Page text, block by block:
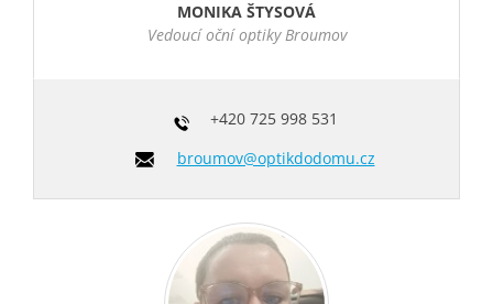
MONIKA ŠTYSOVÁ
Vedoucí oční optiky Broumov
+420 725 998 531
broumov@optikdodomu.cz